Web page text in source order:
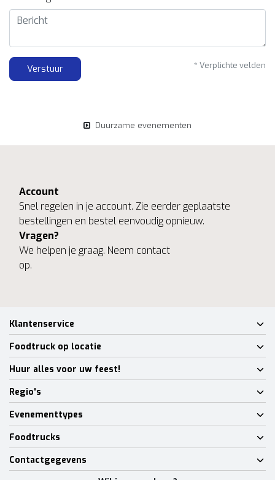
Verstuur * Verplichte velden
Duurzame evenementen
Account
Snel regelen in je account. Zie eerder geplaatste
bestellingen en bestel eenvoudig opnieuw.
Vragen?
We helpen je graag. Neem contact
op.
Klantenservice
Foodtruck op locatie
Huur alles voor uw feest!
Regio's
Evenementtypes
Foodtrucks
Contactgegevens